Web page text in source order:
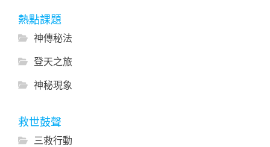
熱點課題
神傳秘法
登天之旅
神秘現象
救世鼓聲
三救行動